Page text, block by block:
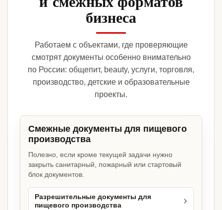
бизнеса
Работаем с объектами, где проверяющие
смотрят документы особенно внимательно
по России: общепит, beauty, услуги, торговля,
производство, детские и образовательные
проекты.
Смежные документы для пищевого
производства
Полезно, если кроме текущей задачи нужно
закрыть санитарный, пожарный или стартовый
блок документов.
Разрешительные документы для
пищевого производства